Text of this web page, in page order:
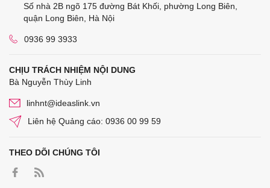
Số nhà 2B ngõ 175 đường Bát Khối, phường Long Biên,
quận Long Biên, Hà Nội
0936 99 3933
CHỊU TRÁCH NHIỆM NỘI DUNG
Bà Nguyễn Thùy Linh
linhnt@ideaslink.vn
Liên hệ Quảng cáo: 0936 00 99 59
THEO DÕI CHÚNG TÔI